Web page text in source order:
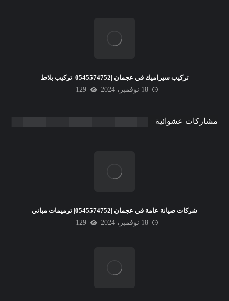
تركيب سيراميك في عجمان |0545574752 |تركيب بلاط
18 نوفمبر، 2024
129
مشاركات عشوائية
شركات صيانة عامة في عجمان |0545574752| ترميمات مباني
18 نوفمبر، 2024
129